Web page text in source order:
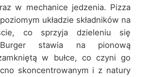
w mechanice jedzenia. Pizza
układzie składników na
co sprzyja dzieleniu się
Burger stawia na pionową
w bułce, co czyni go
skoncentrowanym i z natury